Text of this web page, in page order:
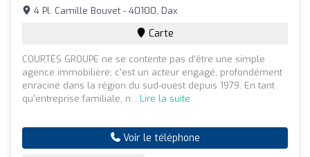
4 Pl. Camille Bouvet - 40100, Dax
Carte
COURTÈS GROUPE ne se contente pas d'être une simple
agence immobilière; c'est un acteur engagé, profondément
enraciné dans la région du sud-ouest depuis 1979. En tant
qu'entreprise familiale, n... Lire la suite
Voir le téléphone